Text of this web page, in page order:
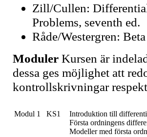
Zill/Cullen:
Problems, seventh ed.
Råde/Westergren:
Moduler Kursen är
dessa ges möjlighet att
kontrollskrivningar
Modul 1 KS1
Introduktion till
Första ordningens
Modeller med första